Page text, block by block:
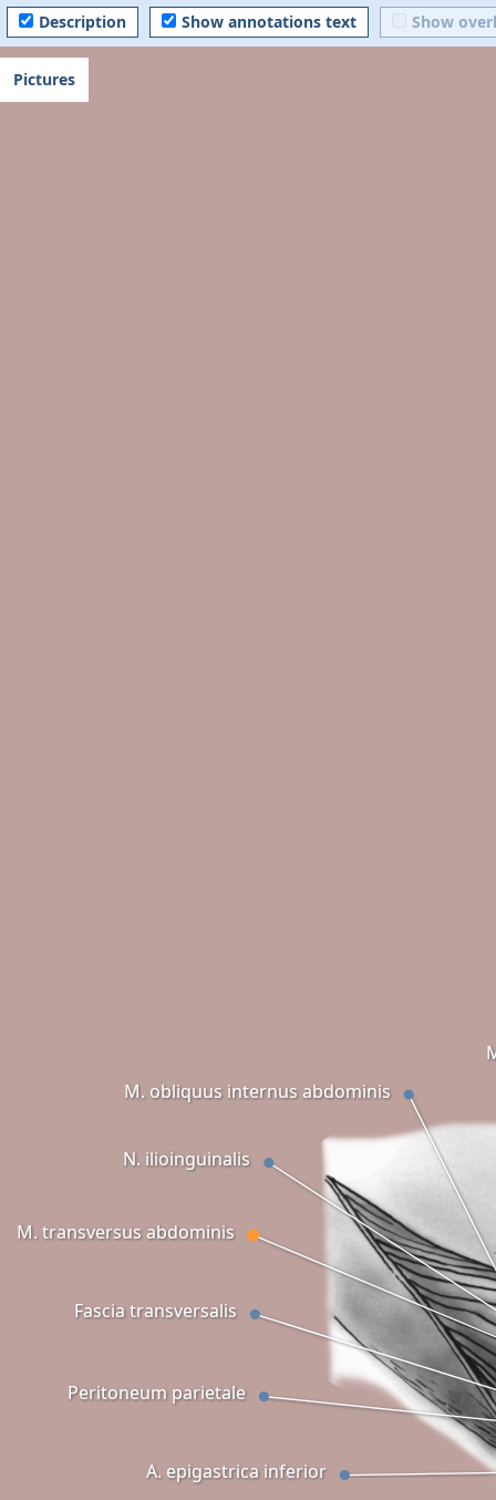
Description Show annotations text Show
Peritoneum parietale
Fascia transversalis
N. ilioinguinalis
A. epigastrica inferior
M. transversus abdominis
M. obliquus internus abdominis
Pictures